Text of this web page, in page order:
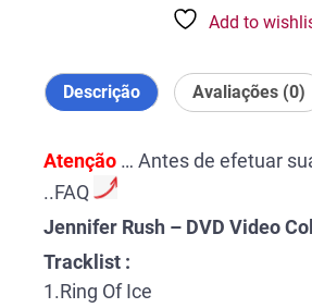
Add to
Descrição Avaliações (0)
Atenção … Antes de efetuar
..FAQ
Jennifer Rush – DVD Video
Tracklist :
1.Ring Of Ice